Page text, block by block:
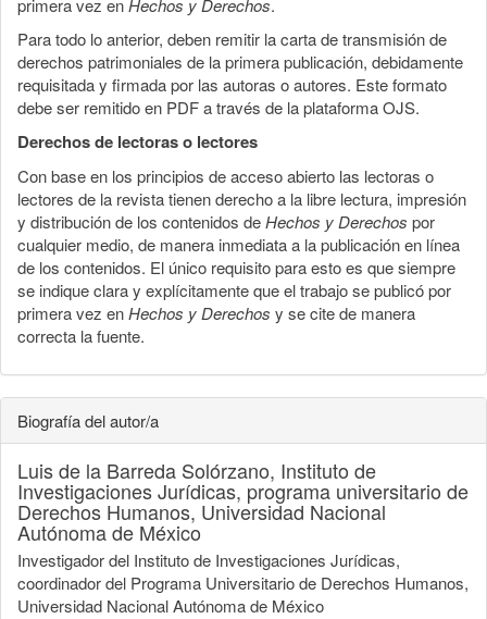
primera vez enHechos y Derechos.
Para todo lo anterior, deben remitir la carta de transmisión de
derechos patrimoniales de la primera publicación, debidamente
requisitada y firmada por las autoras o autores. Este formato
debe ser remitido en PDF a través de la plataforma OJS.
Derechos de lectoras o lectores
Con base en los principios de acceso abierto las lectoras o
lectores de la revista tienen derecho a la libre lectura, impresión
y distribución de los contenidos deHechos y Derechos por
cualquier medio, de manera inmediata a la publicación en línea
de los contenidos. El único requisito para esto es que siempre
se indique clara y explícitamente que el trabajo se publicó por
primera vez enHechos y Derechos y se cite de manera
correcta la fuente.
Biografía del autor/a
Luis de la Barreda Solórzano, Instituto de
Investigaciones Jurídicas, programa universitario de
Derechos Humanos, Universidad Nacional
Autónoma de México
Investigador del Instituto de Investigaciones Jurídicas,
coordinador del Programa Universitario de Derechos Humanos,
Universidad Nacional Autónoma de México